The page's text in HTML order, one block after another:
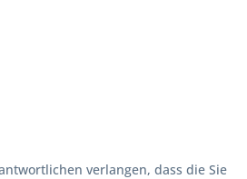
verlangen, dass die Sie